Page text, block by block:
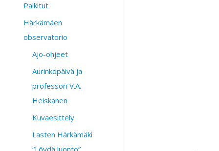
Palkitut
Härkämäen
observatorio
Ajo-ohjeet
Aurinkopäivä ja
professori V.A.
Heiskanen
Kuvaesittely
Lasten Härkämäki
“Löydä luonto”